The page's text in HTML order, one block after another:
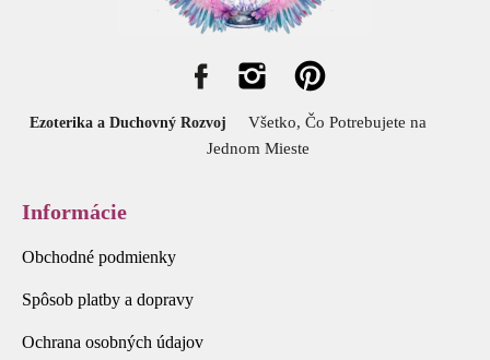
Ezoterika a Duchovný Rozvoj
Všetko, Čo Potrebujete na
Jednom Mieste
Informácie
Obchodné podmienky
Spôsob platby a dopravy
Ochrana osobných údajov